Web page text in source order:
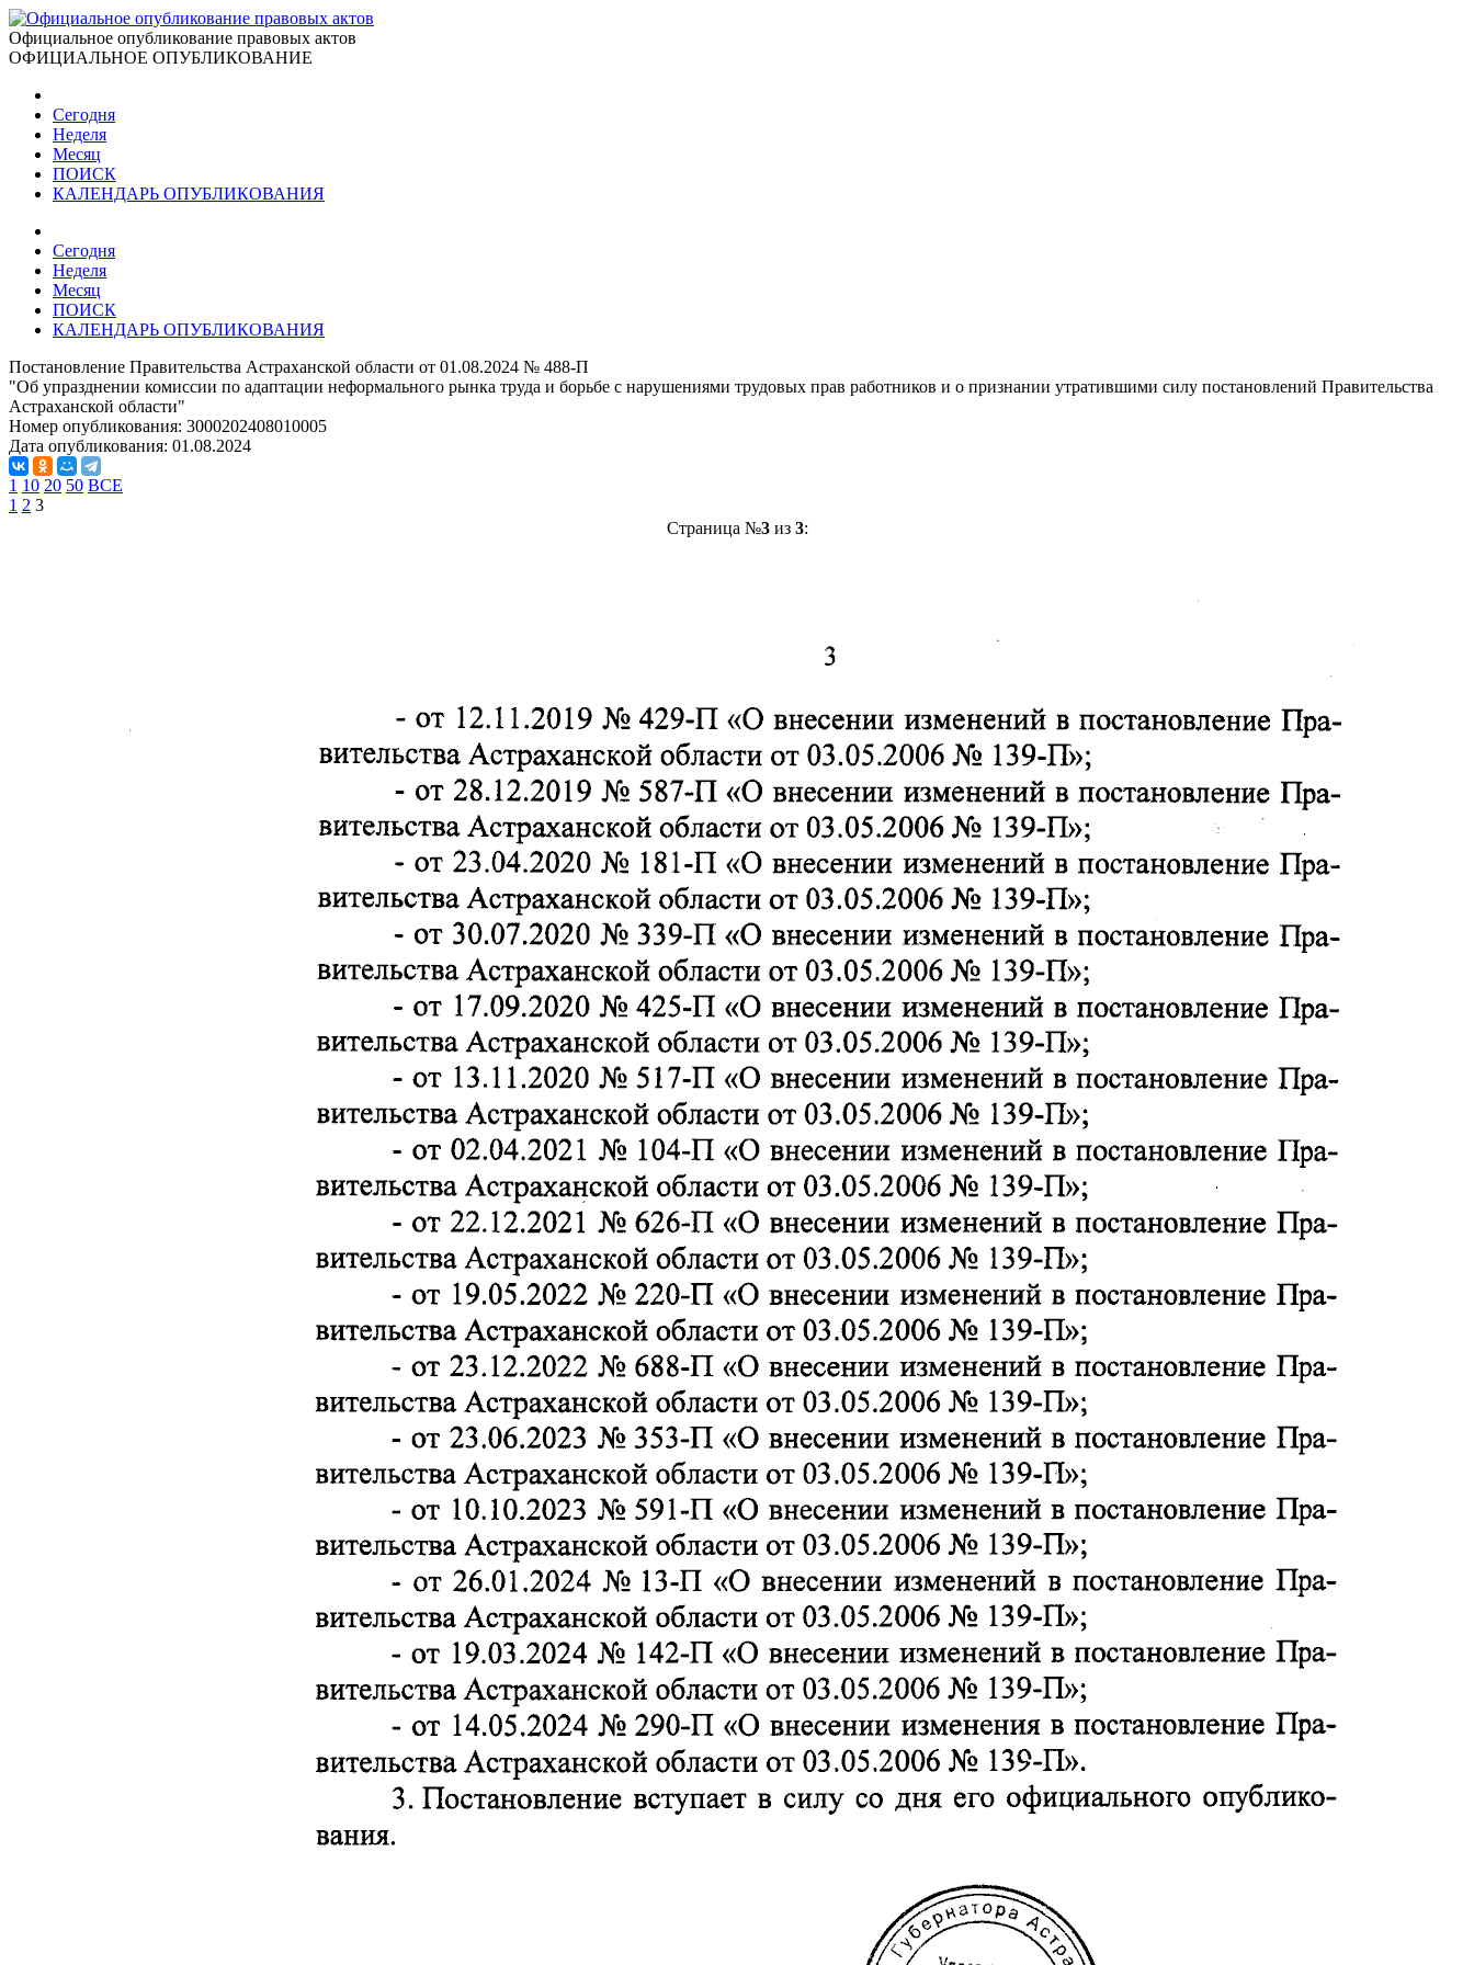
Официальное опубликование правовых актов
ОФИЦИАЛЬНОЕ ОПУБЛИКОВАНИЕ
Сегодня
Неделя
Месяц
ПОИСК
КАЛЕНДАРЬ ОПУБЛИКОВАНИЯ
Сегодня
Неделя
Месяц
ПОИСК
КАЛЕНДАРЬ ОПУБЛИКОВАНИЯ
Постановление Правительства Астраханской области от 01.08.2024 № 488-П
"Об упразднении комиссии по адаптации неформального рынка труда и борьбе с нарушениями трудовых прав работников и о признании утратившими силу постановлений Правительства
Астраханской области"
Номер опубликования: 3000202408010005
Дата опубликования: 01.08.2024
1 10 20 50 ВСЕ
1 2 3
Страница №3из 3: